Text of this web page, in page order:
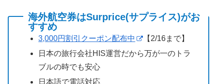
海外航空券はSurprice(サプライス)がお
すすめ
3,000円割引クーポン配布中
【2/16まで】
日本の旅行会社HIS運営だから万が一のトラ
ブルの時でも安心
日本語で電話対応